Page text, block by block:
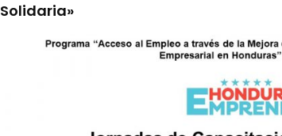
Solidaria»